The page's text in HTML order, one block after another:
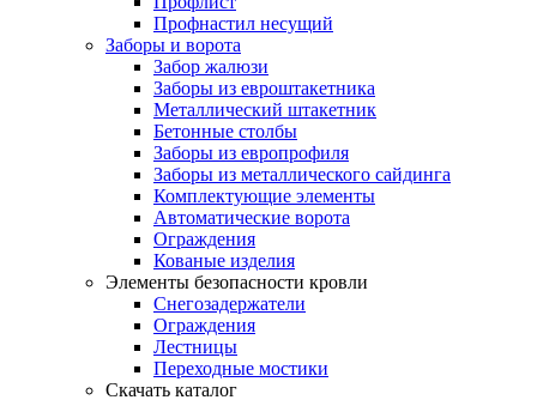
Профнастил несущий
Заборы и ворота
Забор жалюзи
Заборы из евроштакетника
Металлический штакетник
Бетонные столбы
Заборы из европрофиля
Заборы из металлического сайдинга
Комплектующие элементы
Автоматические ворота
Ограждения
Кованые изделия
Элементы безопасности кровли
Снегозадержатели
Ограждения
Лестницы
Переходные мостики
Скачать каталог